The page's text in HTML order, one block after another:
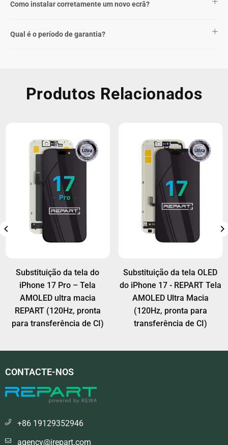
Como instalar corretamente um novo ecrã?
Qual é o período de garantia?
Produtos Relacionados
OLED
Tela
Macia
para
de CI)
Substituição de Ecrã OLED
iPhone 16 – REPART Ultra
Soft AMOLED (Pronto para
transferência IC)
Substituição de
iPhone 15 –
Soft AMOLED
CONTACTE-NOS
+86 19129352946
agency@irepart.com